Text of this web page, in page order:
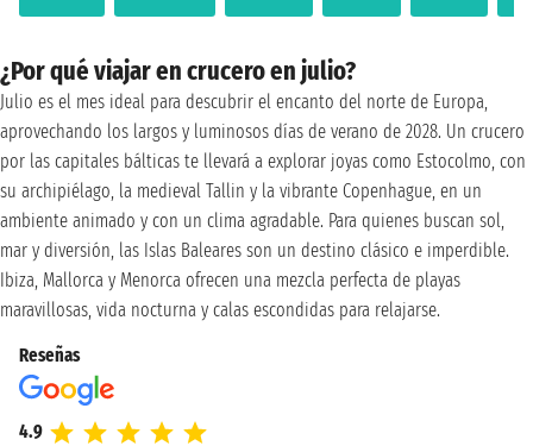
¿Por qué viajar en crucero en julio?
Julio es el mes ideal para descubrir el encanto del norte de Europa,
aprovechando los largos y luminosos días de verano de 2028. Un crucero
por las capitales bálticas te llevará a explorar joyas como Estocolmo, con
su archipiélago, la medieval Tallin y la vibrante Copenhague, en un
ambiente animado y con un clima agradable. Para quienes buscan sol,
mar y diversión, las Islas Baleares son un destino clásico e imperdible.
Ibiza, Mallorca y Menorca ofrecen una mezcla perfecta de playas
maravillosas, vida nocturna y calas escondidas para relajarse.
Reseñas
4.9